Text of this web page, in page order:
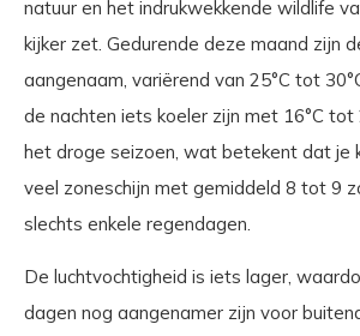
natuur en het indrukwekkende wildlife
kijker zet. Gedurende deze maand zijn
aangenaam, variërend van 25°C tot
de nachten iets koeler zijn met 16°C tot
het droge seizoen, wat betekent dat je
veel zoneschijn met gemiddeld 8 tot 9
slechts enkele regendagen.
De luchtvochtigheid is iets lager,
dagen nog aangenamer zijn voor